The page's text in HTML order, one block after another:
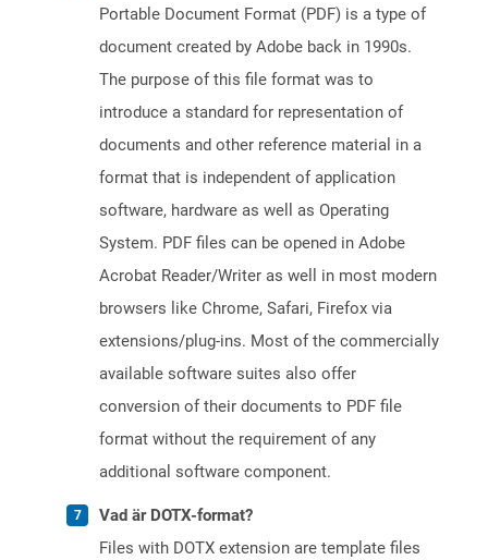
Portable Document Format (PDF) is a type of
document created by Adobe back in 1990s.
The purpose of this file format was to
introduce a standard for representation of
documents and other reference material in a
format that is independent of application
software, hardware as well as Operating
System. PDF files can be opened in Adobe
Acrobat Reader/Writer as well in most modern
browsers like Chrome, Safari, Firefox via
extensions/plug-ins. Most of the commercially
available software suites also offer
conversion of their documents to PDF file
format without the requirement of any
additional software component.
Vad är DOTX-format?
Files with DOTX extension are template files